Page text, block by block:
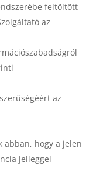
feltöltött
az
az
abban, hogy a jelen
jelleggel